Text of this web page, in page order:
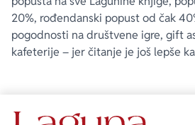
20%, rođendanski popust od čak
pogodnosti na društvene igre, gift
kafeterije – jer čitanje je još lepše